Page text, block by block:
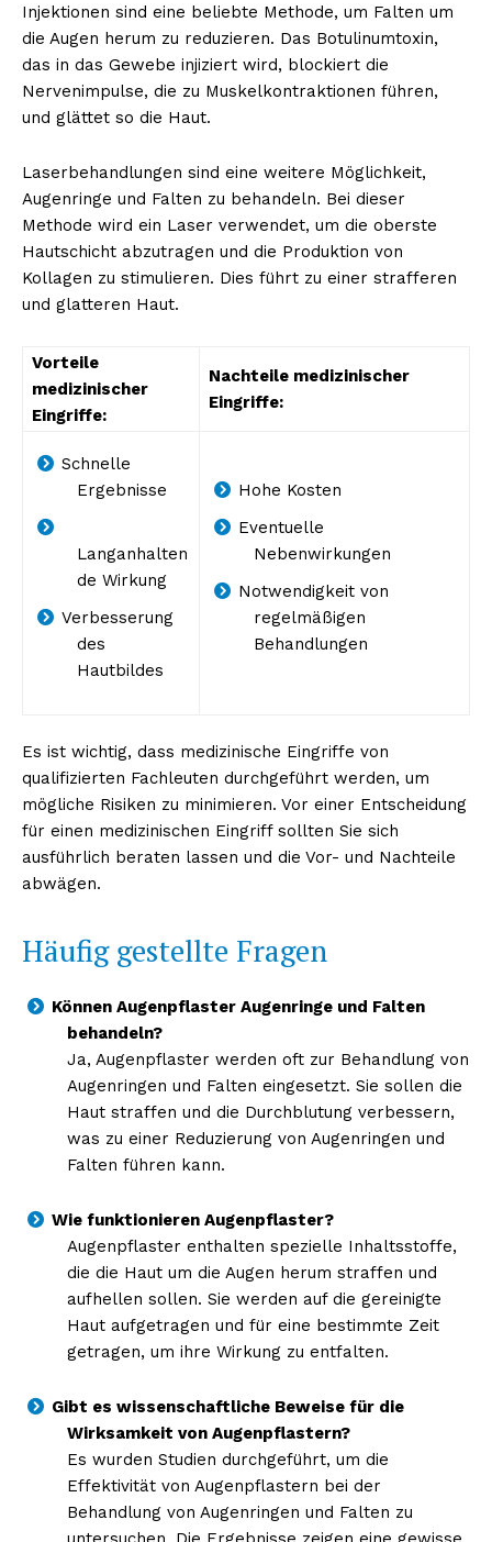
Injektionen sind eine beliebte Methode, um Falten um
die Augen herum zu reduzieren. Das Botulinumtoxin,
das in das Gewebe injiziert wird, blockiert die
Nervenimpulse, die zu Muskelkontraktionen führen,
und glättet so die Haut.
Laserbehandlungen sind eine weitere Möglichkeit,
Augenringe und Falten zu behandeln. Bei dieser
Methode wird ein Laser verwendet, um die oberste
Hautschicht abzutragen und die Produktion von
Kollagen zu stimulieren. Dies führt zu einer strafferen
und glatteren Haut.
Vorteile
medizinischer
Eingriffe:
Nachteile medizinischer
Eingriffe:
Schnelle
Ergebnisse
Langanhalten
de Wirkung
Verbesserung
des
Hautbildes
Hohe Kosten
Eventuelle
Nebenwirkungen
Notwendigkeit von
regelmäßigen
Behandlungen
Es ist wichtig, dass medizinische Eingriffe von
qualifizierten Fachleuten durchgeführt werden, um
mögliche Risiken zu minimieren. Vor einer Entscheidung
für einen medizinischen Eingriff sollten Sie sich
ausführlich beraten lassen und die Vor- und Nachteile
abwägen.
Häufig gestellte Fragen
Können Augenpflaster Augenringe und Falten
behandeln?
Ja, Augenpflaster werden oft zur Behandlung von
Augenringen und Falten eingesetzt. Sie sollen die
Haut straffen und die Durchblutung verbessern,
was zu einer Reduzierung von Augenringen und
Falten führen kann.
Wie funktionieren Augenpflaster?
Augenpflaster enthalten spezielle Inhaltsstoffe,
die die Haut um die Augen herum straffen und
aufhellen sollen. Sie werden auf die gereinigte
Haut aufgetragen und für eine bestimmte Zeit
getragen, um ihre Wirkung zu entfalten.
Gibt es wissenschaftliche Beweise für die
Wirksamkeit von Augenpflastern?
Es wurden Studien durchgeführt, um die
Effektivität von Augenpflastern bei der
Behandlung von Augenringen und Falten zu